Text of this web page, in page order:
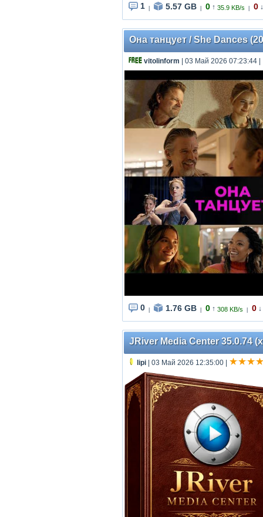
1 5.57 GB 0 ↑ 35.9 KB/s 0 ↓
Она танцует / She Dances
vitolinform | 03 Май 2026 07:23:44
0 1.76 GB 0 ↑ 308 KB/s 0 ↓
JRiver Media Center 35.0.74
lipi | 03 Май 2026 12:35:00